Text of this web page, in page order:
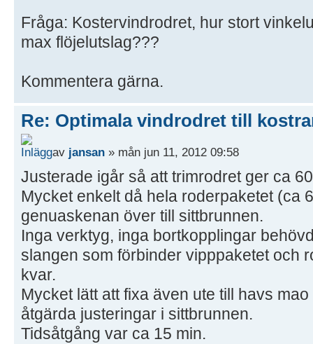
Fråga: Kostervindrodret, hur stort
max flöjelutslag???
Kommentera gärna.
Re: Optimala vindrodret till
av jansan » mån jun 11, 2012 09:58
Justerade igår så att trimrodret ger ca
Mycket enkelt då hela roderpaketet (ca
genuaskenan över till sittbrunnen.
Inga verktyg, inga bortkopplingar
slangen som förbinder vipppaketet och
kvar.
Mycket lätt att fixa även ute till havs
åtgärda justeringar i sittbrunnen.
Tidsåtgång var ca 15 min.